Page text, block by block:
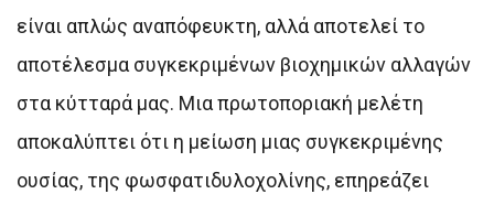
είναι απλώς αναπόφευκτη, αλλά αποτελεί το
αποτέλεσμα συγκεκριμένων βιοχημικών αλλαγών
στα κύτταρά μας. Μια πρωτοποριακή μελέτη
αποκαλύπτει ότι η μείωση μιας συγκεκριμένης
ουσίας, της φωσφατιδυλοχολίνης, επηρεάζει